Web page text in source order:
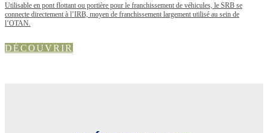
Utilisable en pont flottant ou portière pour le franchissement de véhicules, le SRB se
connecte directement à l’IRB, moyen de franchissement largement utilisé au sein de
l’OTAN.
DÉCOUVRIR